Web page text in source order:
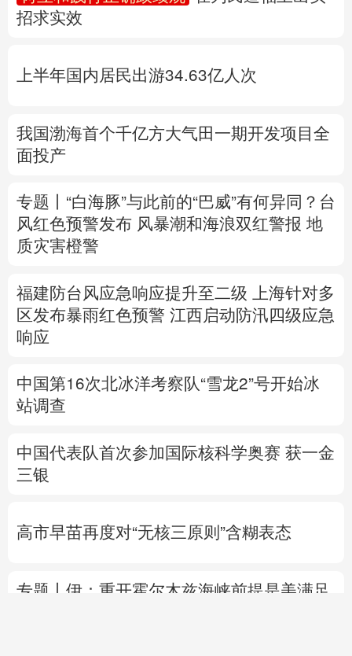
English
招求实效
上半年国内居民出游34.63亿人次
我国渤海首个千亿方大气田一期开发项目全
面投产
专题丨 “白海豚”与此前的“巴威”有何异同？ 台
风红色预警发布 风暴潮和海浪双红警报 地
质灾害橙警
福建防台风应急响应提升至二级
上海针对多
区发布暴雨红色预警 江西启动防汛四级应急
响应
中国第16次北冰洋考察队“雪龙2”号开始冰
站调查
中国代表队首次参加国际核科学奥赛 获一金
三银
高市早苗再度对“无核三原则”含糊表态
专题丨 伊：重开霍尔木兹海峡前提是美满足